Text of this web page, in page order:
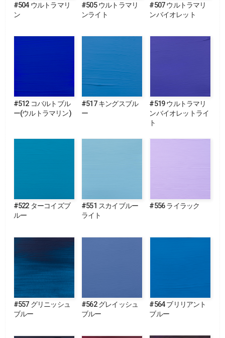
#504 ウルトラマリ
ン
#505 ウルトラマリ
ンライト
#507 ウルトラマリ
ンバイオレット
#512 コバルトブル
ー(ウルトラマリン)
#517 キングスブル
ー
#519 ウルトラマリ
ンバイオレットライ
ト
#522 ターコイズブ
ルー
#551 スカイブルー
ライト
#556 ライラック
#557 グリニッシュ
ブルー
#562 グレイッシュ
ブルー
#564 ブリリアント
ブルー